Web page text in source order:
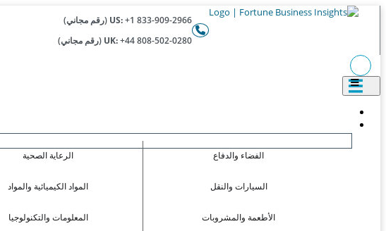
US:+1 833-909-2966 (رقم مجاني)
UK:+44 808-502-0280 (رقم مجاني)
الرعاية الصحية
المواد الكيميائية والمواد
المعلومات والتكنولوجيا
الفضاء والدفاع
السيارات والنقل
الأطعمة والمشروبات